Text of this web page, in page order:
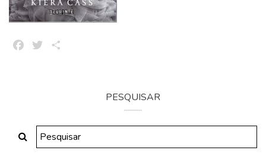
FacebookTwitter
PESQUISAR